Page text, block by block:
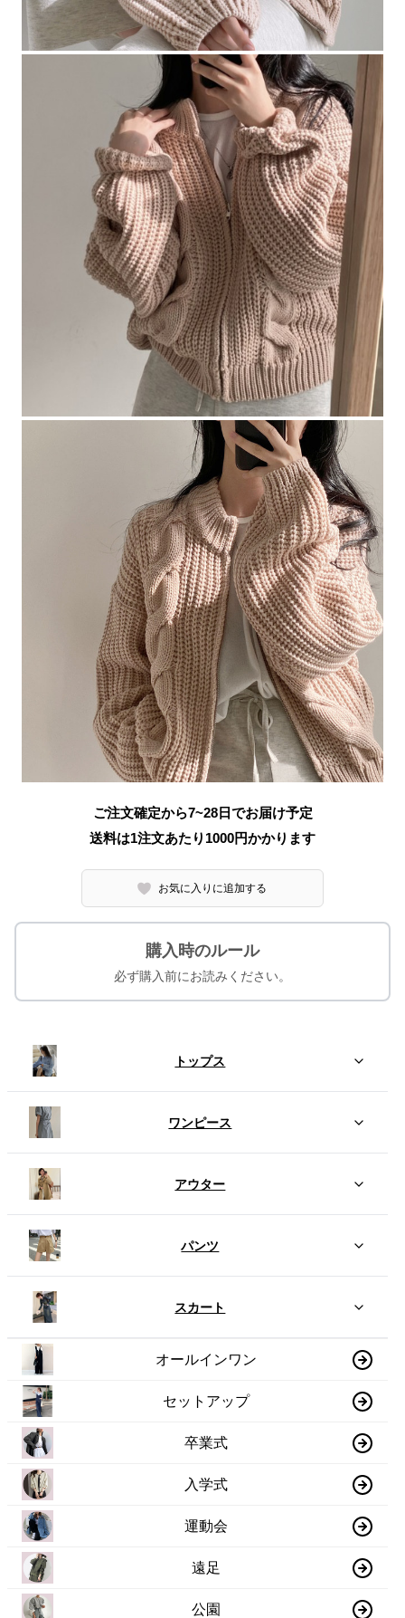
ご注文確定から7~28日でお届け予定
送料は1注文あたり 1000円かかります
お気に入りに追加する
購入時のルール
必ず購入前にお読みください。
トップス
ワンピース
アウター
パンツ
スカート
オールインワン
セットアップ
卒業式
入学式
運動会
遠足
公園